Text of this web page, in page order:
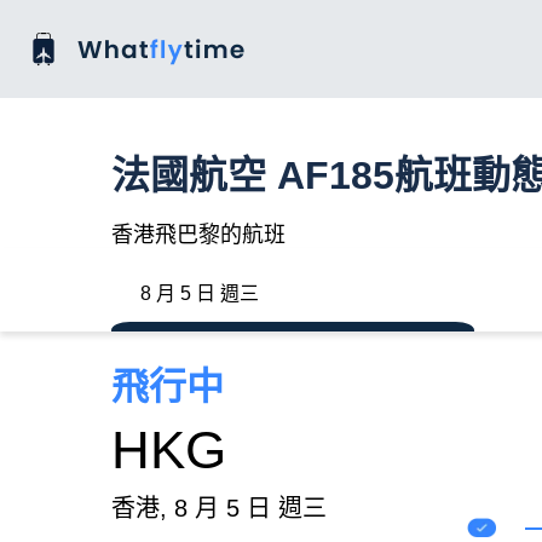
法國航空 AF185航班動
香港飛巴黎的航班
8 月 5 日 週三
飛行中
HKG
香港, 8 月 5 日 週三